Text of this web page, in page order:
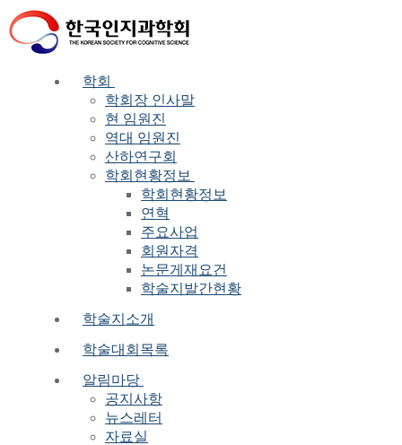
Skip
to
content
Menu
Close
학회
학회장 인사말
현 임원진
역대 임원진
산하연구회
학회현황정보
학회현황정보
연혁
주요사업
회원자격
논문게재요건
학술지발간현황
학술지소개
학술대회목록
알림마당
공지사항
뉴스레터
자료실